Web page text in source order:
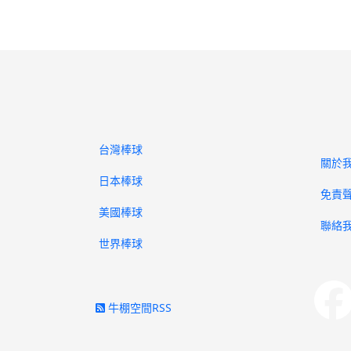
台灣棒球
日本棒球
美國棒球
世界棒球
牛棚空間RSS
關於
免責
聯絡